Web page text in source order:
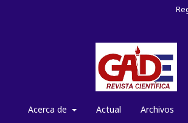
Acerca de Actual Archivos